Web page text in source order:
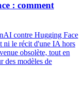
: comment
contre Hugging Face
ni le récit d'une IA hors
obsolète, tout en
des modèles de